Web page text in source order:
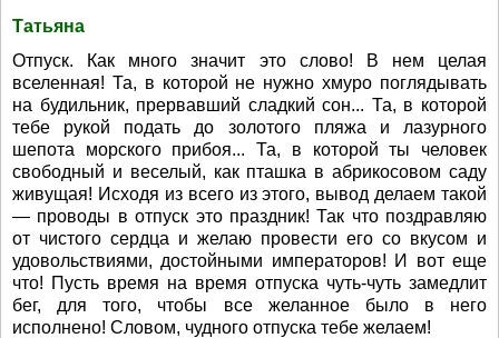
Татьяна
Отпуск. Как много значит это слово! В нем целая
вселенная! Та, в которой не нужно хмуро поглядывать
на будильник, прервавший сладкий сон... Та, в которой
тебе рукой подать до золотого пляжа и лазурного
шепота морского прибоя... Та, в которой ты человек
свободный и веселый, как пташка в абрикосовом саду
живущая! Исходя из всего из этого, вывод делаем такой
— проводы в отпуск это праздник! Так что поздравляю
от чистого сердца и желаю провести его со вкусом и
удовольствиями, достойными императоров! И вот еще
что! Пусть время на время отпуска чуть-чуть замедлит
бег, для того, чтобы все желанное было в него
исполнено! Словом, чудного отпуска тебе желаем!